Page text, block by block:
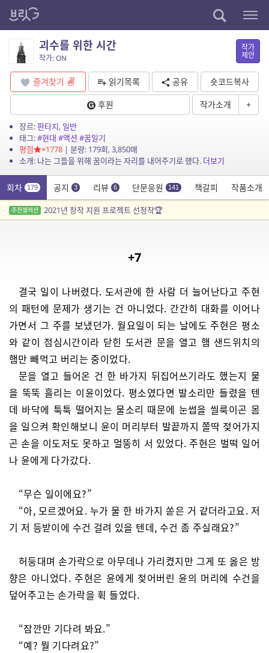
괴수를 위한 시간
작가: ON
작가
제안
즐겨찾기 읽기목록 공유
숏코드복사
후원
작가소개 +
장르:판타지, 일반
태그:#현대 #액션 #꿈일기
평점
×1778| 분량: 179회, 3,850매
소개: 나는 그들을 위해 꿈이라는 자리를 내어주기로 했다. 더보기
회차 179 공지 3 리뷰 6 단문응원 141 책갈피 작품소개
추천셀렉션 2021년 창작 지원 프로젝트 선정작🏆
+7
결국 일이 나버렸다. 도서관에 한 사람 더 늘어난다고 주현
의 패턴에 문제가 생기는 건 아니었다. 간간히 대화를 이어나
가면서 그 주를 보냈던가. 월요일이 되는 날에도 주현은 평소
와 같이 점심시간이라 닫힌 도서관 문을 열고 햄 샌드위치의
햄만 빼먹고 버리는 중이었다.
문을 열고 들어온 건 한 바가지 뒤집어쓰기라도 했는지 물
을 뚝뚝 흘리는 이윤이었다. 평소였다면 발소리만 들렸을 텐
데 바닥에 툭툭 떨어지는 물소리 때문에 눈썹을 씰룩이곤 몸
을 일으켜 확인해보니 윤이 머리부터 발끝까지 쫄딱 젖어가지
곤 손을 이도저도 못하고 멀뚱히 서 있었다. 주현은 벌떡 일어
나 윤에게 다가갔다.
“무슨 일이에요?”
“아, 모르겠어요. 누가 물 한 바가지 쏟은 거 같더라고요. 저
기 저 등받이에 수건 걸려 있을 텐데, 수건 좀 주실래요?”
허둥대며 손가락으로 아무데나 가리켰지만 그게 또 옳은 방
향은 아니었다. 주현은 윤에게 젖어버린 윤의 머리에 수건을
덮어주고는 손가락을 휙 들었다.
“잠깐만 기다려 봐요.”
“예? 뭘 기다려요?”